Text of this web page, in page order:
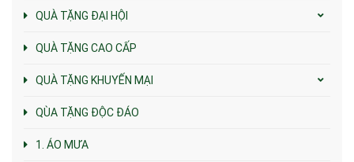
QUÀ TẶNG ĐẠI HỘI
QUÀ TẶNG CAO CẤP
QUÀ TẶNG KHUYẾN MẠI
QÙA TẶNG ĐỘC ĐÁO
1. ÁO MƯA